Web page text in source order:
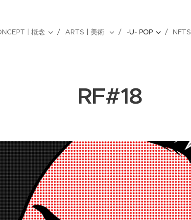
| 概念 ARTS | 美術 -U- POP NFTS
RF#18